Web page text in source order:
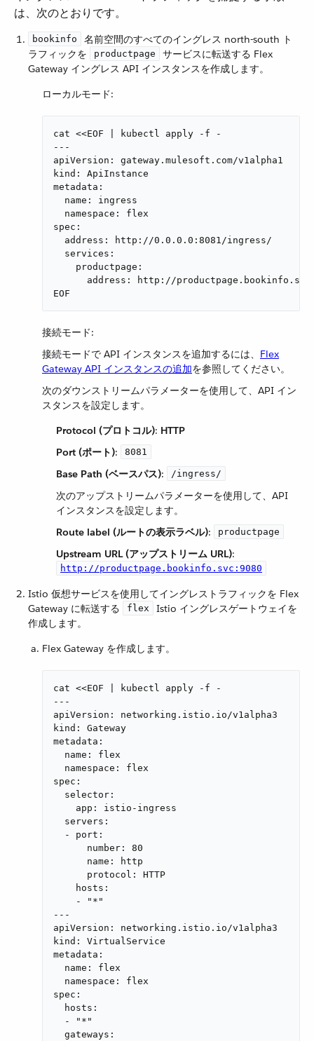
は、次のとおりです。
bookinfo
​ 名前空間のすべてのイングレス north-south ト
ラフィックを ​
productpage
​ サービスに転送する Flex
Gateway イングレス API インスタンスを作成します。
ローカルモード:
cat <<EOF | kubectl apply -f -
---
apiVersion: gateway.mulesoft.com/v1alpha1
kind: ApiInstance
metadata:
  name: ingress
  namespace: flex
spec:
  address: http://0.0.0.0:8081/ingress/
  services:
    productpage:
address: http://
EOF
接続モード:
接続モードで API インスタンスを追加するには、 Flex
Gateway API インスタンスの追加を参照してください。
次のダウンストリームパラメーターを使用して、API イン
スタンスを設定します。
Protocol (プロトコル)​: HTTP
Port (ポート)​: 8081
Base Path (ベースパス)​: /ingress/
次のアップストリームパラメーターを使用して、API
インスタンスを設定します。
Route label (ルートの表示ラベル)​: productpage
Upstream URL (アップストリーム URL)​:
http://productpage.bookinfo.svc:9080
Istio 仮想サービスを使用してイングレストラフィックを Flex
Gateway に転送する ​
flex
​ Istio イングレスゲートウェイを
作成します。
Flex Gateway を作成します。
cat <<EOF | kubectl apply -f -
---
apiVersion: networking.istio.io/v1alpha3
kind: Gateway
metadata:
  name: flex
  namespace: flex
spec:
  selector:
    app: istio-ingress
  servers:
  - port:
      number: 80
      name: http
      protocol: HTTP
    hosts:
    - "*"
---
apiVersion: networking.istio.io/v1alpha3
kind: VirtualService
metadata:
  name: flex
  namespace: flex
spec:
  hosts:
  - "*"
  gateways: